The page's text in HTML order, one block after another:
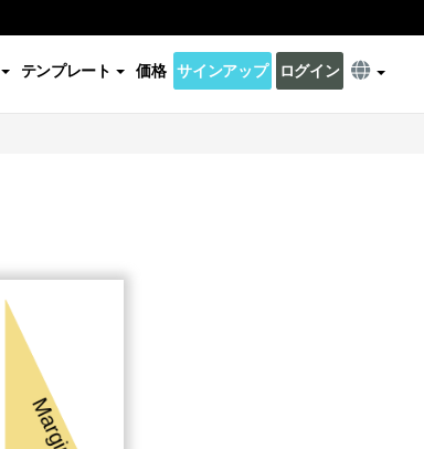
テンプレート 価格 サインアップ ログイン